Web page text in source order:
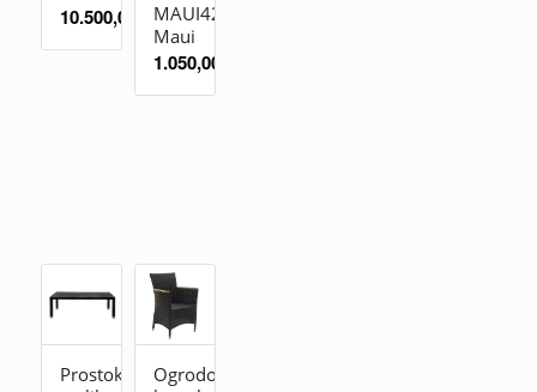
10.500,00
MAUI4210
Maui
1.050,00
ProstokątnyOgrodowe